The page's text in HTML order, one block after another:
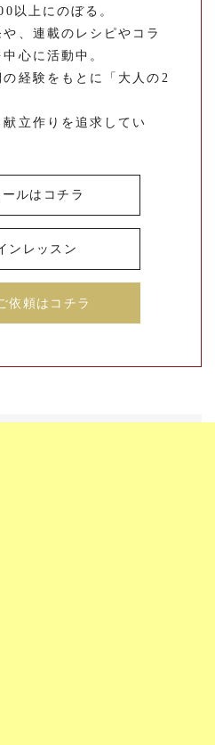
以上にのぼる。
、連載のレシピやコラ
心に活動中。
経験をもとに「大人の2
立作りを追求してい
ルはコチラ
ンレッスン
依頼はコチラ